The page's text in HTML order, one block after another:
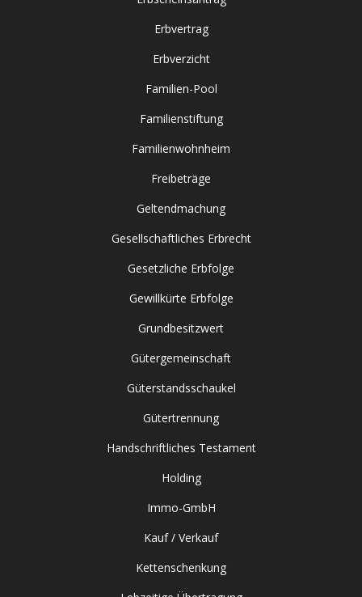
Erbvertrag
Erbverzicht
Familien-Pool
Familienstiftung
Familienwohnheim
Freibeträge
Geltendmachung
Gesellschaftliches Erbrecht
Gesetzliche Erbfolge
Gewillkürte Erbfolge
Grundbesitzwert
Gütergemeinschaft
Güterstandsschaukel
Gütertrennung
Handschriftliches Testament
Holding
Immo-GmbH
Kauf / Verkauf
Kettenschenkung